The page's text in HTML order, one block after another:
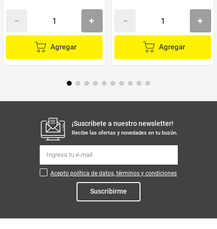
Agregar Agregar
¡Suscribete a nuestro newsletter!
Recibe las ofertas y novedades en tu buzón.
Acepto política de datos, términos y condiciones
Suscribirme